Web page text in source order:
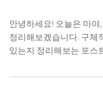
안녕하세요! 오늘은 마
정리해보겠습니다. 구체
있는지 정리해보는 포스